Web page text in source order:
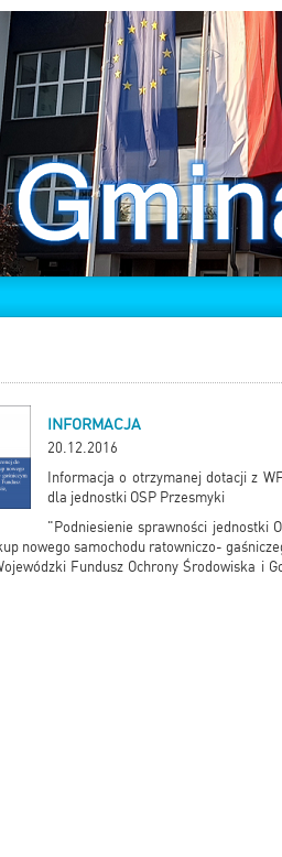
INFORMACJA
20.12.2016
Informacja o otrzymanej dotacji z
dla jednostki OSP Przesmyki
"Podniesienie sprawności jednostki
nowego samochodu ratowniczo-
Fundusz Ochrony Środowiska i